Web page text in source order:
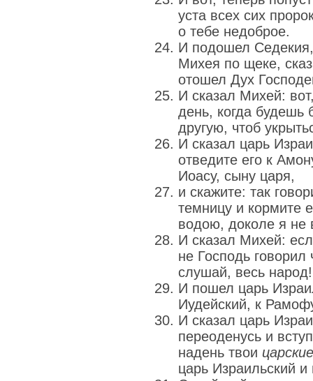
уста всех сих
о тебе недоброе.
И подошел
Михея по щеке,
отошел Дух
И сказал Михей:
день, когда будешь
другую, чтоб
И сказал царь
отведите его к
Иоасу, сыну царя,
и скажите: так
темницу и кормите
водою, доколе я не
И сказал Михей:
не Господь
слушай, весь народ!
И пошел царь
Иудейский, к
И сказал царь
переоденусь и
надень твои царские
царь Израильский